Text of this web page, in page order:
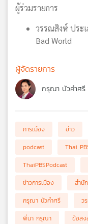
ผู้ร่วมรายการ
วรรณสิงห์ ประ
Bad World
ผู้จัดรายการ
กรุณา บัวคำศรี
การเมือง ข่าว
podcast
Thai
ThaiPBSPodcast
ข่าวการเมือง
สำนั
กรุณา บัวคำศรี
ว
พี่นา กรุณา
ข้อสง